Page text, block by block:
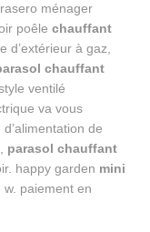
ménager
poêle chauffant
d’extérieur à gaz,
chauffant
ventilé
va vous
de
parasol chauffant
happy garden mini
paiement en